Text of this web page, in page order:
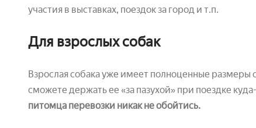
участия в выставках, поездок за город и т.п.
Для взрослых собак
Взрослая собака уже имеет полноценные
сможете держать ее «за пазухой» при поездке
питомца перевозки никак не обойтись.